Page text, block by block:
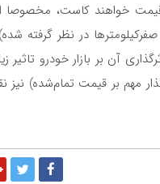
قیمت خواهند کاست، مخصوصا
۲۰۰هزار دستگاهی که برای صفر‌کیلومترها در
آن بر بازار خودرو تاثیر
مهم بر قیمت تمام‌شده)